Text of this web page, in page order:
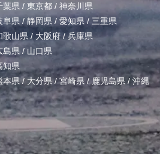
葉県 / 東京都 / 神奈川県
阜県 / 静岡県 / 愛知県 / 三重県
歌山県/ 大阪府 /兵庫県
島県 / 山口県
知県
本県/ 大分県/宮崎県 /鹿児島県 / 沖縄